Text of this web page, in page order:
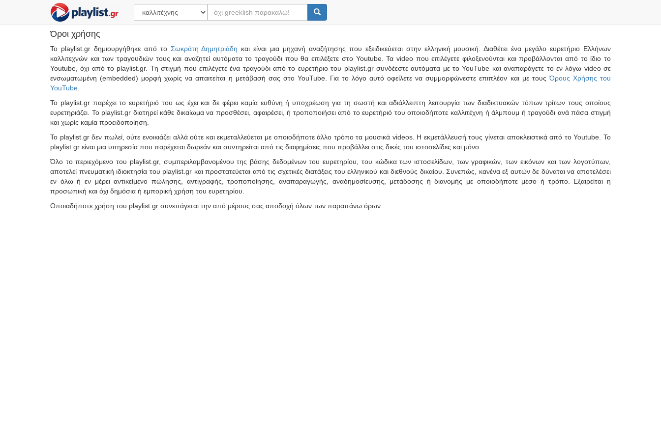
Όροι χρήσης
Το playlist.gr δημιουργήθηκε από το Σωκράτη Δημητριάδη και είναι μια μηχανή αναζήτησης που εξειδικεύεται στην ελληνική μουσική. Διαθέτει ένα μεγάλο ευρετήριο Ελλήνων
καλλιτεχνών και των τραγουδιών τους και αναζητεί αυτόματα το τραγούδι που θα επιλέξετε στο Youtube. Τα video που επιλέγετε φιλοξενούνται και προβάλλονται από το ίδιο το
Youtube, όχι από το playlist.gr. Τη στιγμή που επιλέγετε ένα τραγούδι από το ευρετήριο του playlist.gr συνδέεστε αυτόματα με το YouTube και αναπαράγετε το εν λόγω video σε
ενσωματωμένη (embedded) μορφή χωρίς να απαιτείται η μετάβασή σας στο YouTube. Για το λόγο αυτό οφείλετε να συμμορφώνεστε επιπλέον και με τουςΌρους Χρήσης του
YouTube
Το playlist.gr παρέχει το ευρετήριό του ως έχει και δε φέρει καμία ευθύνη ή υποχρέωση για τη σωστή και αδιάλλειπτη λειτουργία των διαδικτυακών τόπων τρίτων τους οποίους
ευρετηριάζει. Το playlist.gr διατηρεί κάθε δικαίωμα να προσθέσει, αφαιρέσει, ή τροποποιήσει από το ευρετήριό του οποιοδήποτε καλλιτέχνη ή άλμπουμ ή τραγούδι ανά πάσα στιγμή
και χωρίς καμία προειδοποίηση.
Το playlist.gr δεν πωλεί, ούτε ενοικιάζει αλλά ούτε και εκμεταλλεύεται με οποιοδήποτε άλλο τρόπο τα μουσικά videos. Η εκμετάλλευσή τους γίνεται αποκλειστικά από το Youtube. Το
playlist.gr είναι μια υπηρεσία που παρέχεται δωρεάν και συντηρείται από τις διαφημίσεις που προβάλλει στις δικές του ιστοσελίδες και μόνο.
Όλο το περιεχόμενο του playlist.gr, συμπεριλαμβανομένου της βάσης δεδομένων του ευρετηρίου, του κώδικα των ιστοσελίδων, των γραφικών, των εικόνων και των λογοτύπων,
αποτελεί πνευματική ιδιοκτησία του playlist.gr και προστατεύεται από τις σχετικές διατάξεις του ελληνικού και διεθνούς δικαίου. Συνεπώς, κανένα εξ αυτών δε δύναται να αποτελέσει
εν όλω ή εν μέρει αντικείμενο πώλησης, αντιγραφής, τροποποίησης, αναπαραγωγής, αναδημοσίευσης, μετάδοσης ή διανομής με οποιοδήποτε μέσο ή τρόπο. Εξαιρείται η
προσωπική και όχι δημόσια ή εμπορική χρήση του ευρετηρίου.
Οποιαδήποτε χρήση του playlist.gr συνεπάγεται την από μέρους σας αποδοχή όλων των παραπάνω όρων.